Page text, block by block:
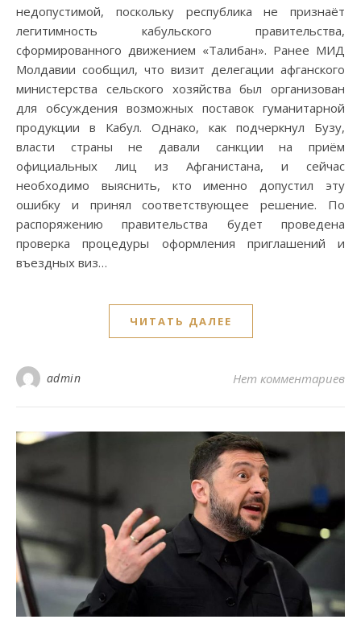
недопустимой, поскольку республика не признаёт
легитимность кабульского правительства,
сформированного движением «Талибан». Ранее МИД
Молдавии сообщил, что визит делегации афганского
министерства сельского хозяйства был организован
для обсуждения возможных поставок гуманитарной
продукции в Кабул. Однако, как подчеркнул Бузу,
власти страны не давали санкции на приём
официальных лиц из Афганистана, и сейчас
необходимо выяснить, кто именно допустил эту
ошибку и принял соответствующее решение. По
распоряжению правительства будет проведена
проверка процедуры оформления приглашений и
въездных виз…
ЧИТАТЬ ДАЛЕЕ
admin Нет комментариев